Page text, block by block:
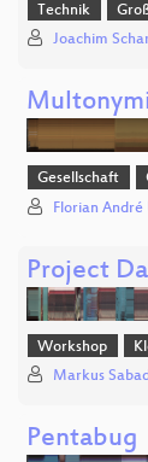
Technik
Joachim
Gesellschaft
Florian
Project
Workshop
Markus
Pentabug